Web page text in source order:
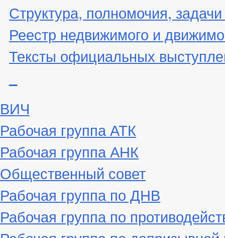
Структура, полномочия,
Реестр недвижимого и
Тексты официальных
ВИЧ
Рабочая группа АТК
Рабочая группа АНК
Общественный совет
Рабочая группа по ДНВ
Рабочая группа по